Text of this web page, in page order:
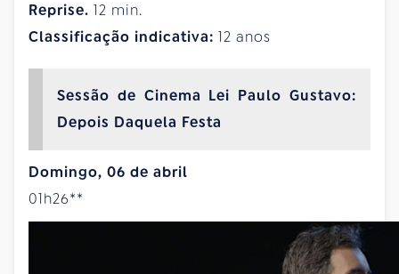
Reprise. 12 min.
Classificação indicativa: 12 anos
Sessão de Cinema Lei Paulo Gustavo:
Depois Daquela Festa
Domingo, 06 de abril
01h26**